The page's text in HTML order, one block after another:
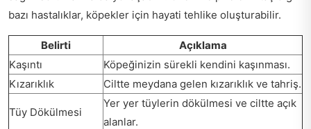
bazı hastalıklar, köpekler için hayati tehlike oluşturabilir.
Belirti
Açıklama
Kaşıntı
Köpeğinizin sürekli kendini kaşınması.
Kızarıklık
Ciltte meydana gelen kızarıklık ve tahriş.
Tüy Dökülmesi
Yer yer tüylerin dökülmesi ve ciltte açık
alanlar.